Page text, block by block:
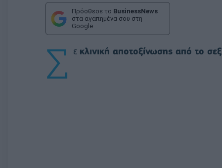
Πρόσθεσε το BusinessNews
στα αγαπημένα σου στη
Google
Σ ε κλινική αποτοξίνωσης από το σεξ